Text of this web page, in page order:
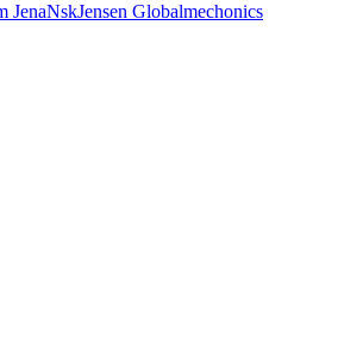
JenaNskJensen Globalmechonics